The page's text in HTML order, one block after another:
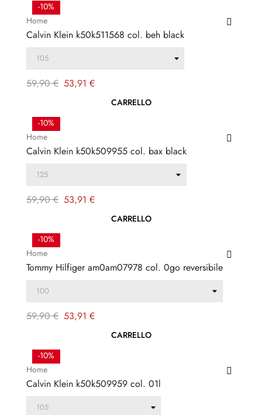
-10%
Home
Calvin Klein k50k511568 col. beh black
Prezzo
59,90 € Prezzo
53,91 €
-10%
CARRELLO
Home
Calvin Klein k50k509955 col. bax black
Prezzo
59,90 € Prezzo
53,91 €
-10%
CARRELLO
Home
Tommy Hilfiger am0am07978 col. 0go reversibile
Prezzo
59,90 € Prezzo
53,91 €
-10%
CARRELLO
Home
Calvin Klein k50k509959 col. 01l